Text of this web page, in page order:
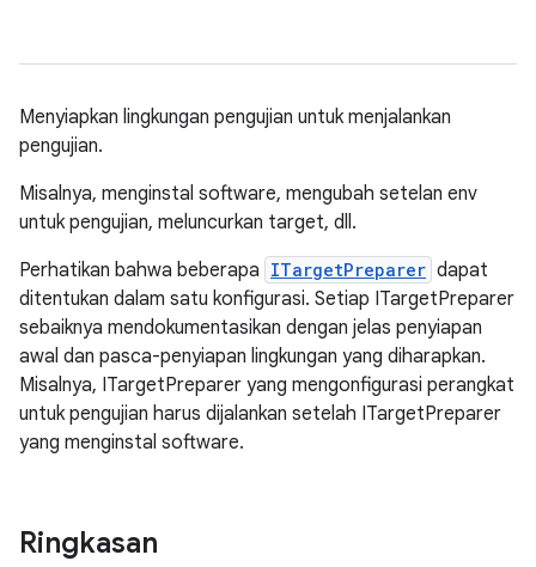
Menyiapkan lingkungan pengujian untuk menjalankan
pengujian.
Misalnya, menginstal software, mengubah setelan env
untuk pengujian, meluncurkan target, dll.
Perhatikan bahwa beberapa ITargetPreparer dapat
ditentukan dalam satu konfigurasi. Setiap ITargetPreparer
sebaiknya mendokumentasikan dengan jelas penyiapan
awal dan pasca-penyiapan lingkungan yang diharapkan.
Misalnya, ITargetPreparer yang mengonfigurasi perangkat
untuk pengujian harus dijalankan setelah ITargetPreparer
yang menginstal software.
Ringkasan